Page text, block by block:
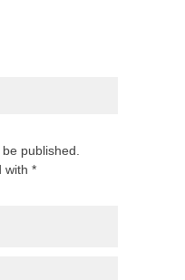
published.
with *